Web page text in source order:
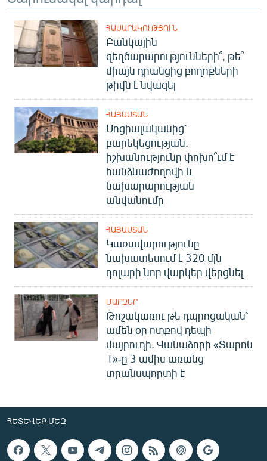
ՀԱՍԱՐԱԿՈՒԹՅՈՒՆ
Բանկային
զեղծարարությունների՞, թե՞
միայն դրանցից բողոքների
թիվն է նվազել
ՀԱՅԱՍՏԱՆ
Սոցիալականից՝
բարեկեցության.
իշխանությունը փոխո՞ւմ է
հանձնաժողովի և
նախարարության
անվանումը
ՀԱՅԱՍՏԱՆ
Կառավարությունը
նախատեսում է 320 մլն
դոլարի նոր վարկեր վերցնել
ՄԱՐԶԵՐ
Թոշակառու թե դպրոցական՝
ամեն օր ոտքով դեպի
մայրուղի. Վանաձորի «Տարոն
1»-ը 3 ամիս առանց
տրանսպորտի է
ՀԵՏԵՎԵՔ ՄԵԶ